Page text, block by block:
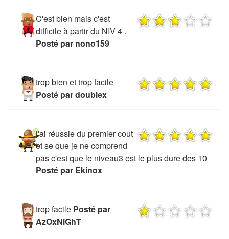
C'est bien mais c'est
difficile à partir du NIV 4 .
Posté par nono159
trop bien et trop facile
Posté par doublex
j'ai réussie du premier cout
et se que je ne comprend
pas c'est que le niveau3 est le plus dure des 10
Posté par Ekinox
trop facile Posté par
AzOxNiGhT